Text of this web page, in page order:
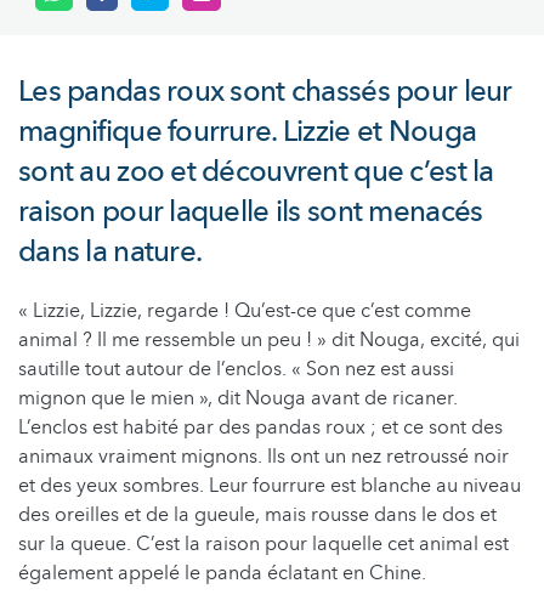
Les pandas roux sont chassés pour leur
magnifique fourrure. Lizzie et Nouga
sont au zoo et découvrent que c’est la
raison pour laquelle ils sont menacés
dans la nature.
« Lizzie, Lizzie, regarde ! Qu’est-ce que c’est comme
animal ? Il me ressemble un peu ! » dit Nouga, excité, qui
sautille tout autour de l’enclos. « Son nez est aussi
mignon que le mien », dit Nouga avant de ricaner.
L’enclos est habité par des pandas roux ; et ce sont des
animaux vraiment mignons. Ils ont un nez retroussé noir
et des yeux sombres. Leur fourrure est blanche au niveau
des oreilles et de la gueule, mais rousse dans le dos et
sur la queue. C’est la raison pour laquelle cet animal est
également appelé le panda éclatant en Chine.